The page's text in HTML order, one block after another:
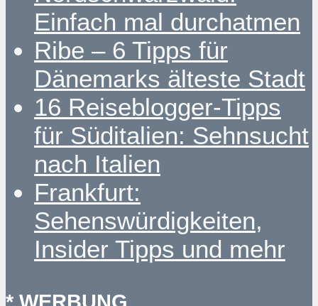
Einfach mal durchatmen
Ribe – 6 Tipps für
Dänemarks älteste Stadt
16 Reiseblogger-Tipps
für Süditalien: Sehnsucht
nach Italien
Frankfurt:
Sehenswürdigkeiten,
Insider Tipps und mehr